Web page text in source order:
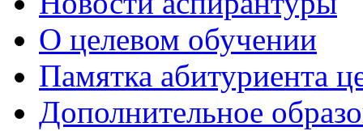
О целевом обучении
Памятка абитуриента
Дополнительное